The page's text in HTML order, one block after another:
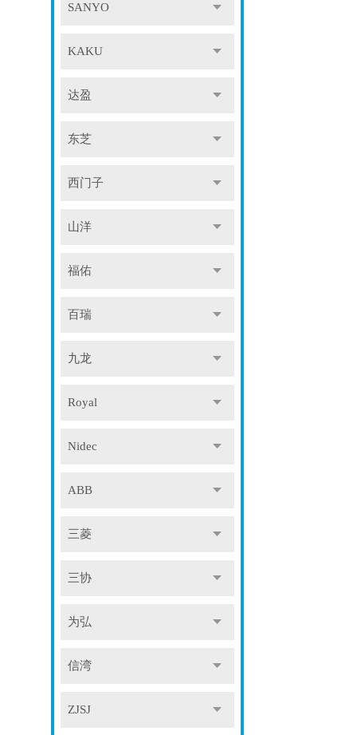
SANYO
KAKU
达盈
东芝
西门子
山洋
福佑
百瑞
九龙
Royal
Nidec
ABB
三菱
三协
为弘
信湾
ZJSJ